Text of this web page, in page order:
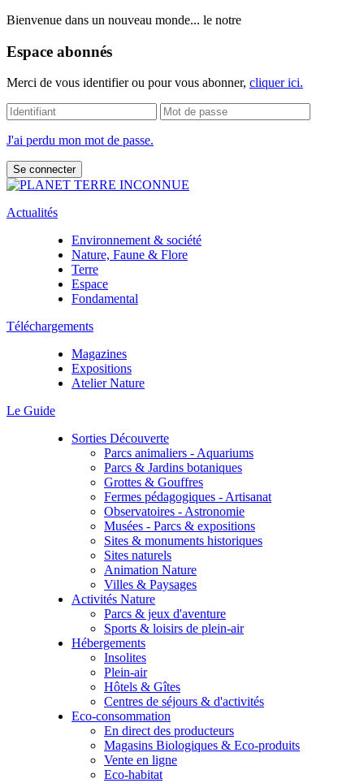
Bienvenue dans un nouveau monde... le notre
Espace abonnés
Merci de vous identifier ou pour vous abonner, cliquer ici.
J'ai perdu mon mot de passe.
Actualités
Environnement & société
Nature, Faune & Flore
Terre
Espace
Fondamental
Téléchargements
Magazines
Expositions
Atelier Nature
Le Guide
Sorties Découverte
Parcs animaliers - Aquariums
Parcs & Jardins botaniques
Grottes & Gouffres
Fermes pédagogiques - Artisanat
Observatoires - Astronomie
Musées - Parcs & expositions
Sites & monuments historiques
Sites naturels
Animation Nature
Villes & Paysages
Activités Nature
Parcs & jeux d'aventure
Sports & loisirs de plein-air
Hébergements
Insolites
Plein-air
Hôtels & Gîtes
Centres de séjours & d'activités
Eco-consommation
En direct des producteurs
Magasins Biologiques & Eco-produits
Vente en ligne
Eco-habitat